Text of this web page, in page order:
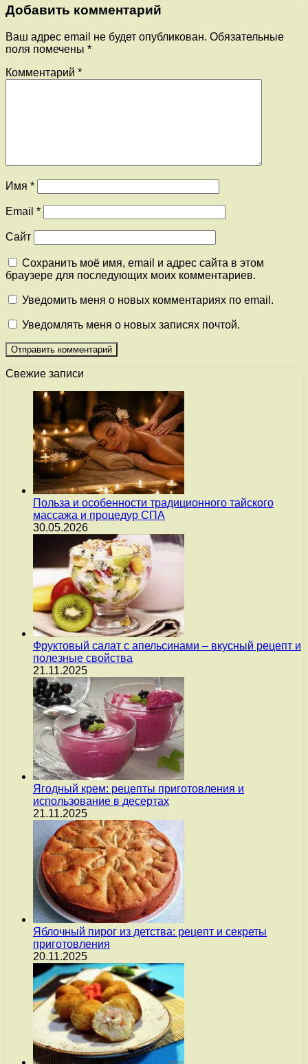
Добавить комментарий
Ваш адрес email не будет опубликован. Обязательные
поля помечены *
Комментарий *
Имя *
Email *
Сайт
Сохранить моё имя, email и адрес сайта в этом
браузере для последующих моих комментариев.
Уведомить меня о новых комментариях по email.
Уведомлять меня о новых записях почтой.
Свежие записи
Польза и особенности традиционного тайского
массажа и процедур СПА
30.05.2026
Фруктовый салат с апельсинами – вкусный рецепт и
полезные свойства
21.11.2025
Ягодный крем: рецепты приготовления и
использование в десертах
21.11.2025
Яблочный пирог из детства: рецепт и секреты
приготовления
20.11.2025